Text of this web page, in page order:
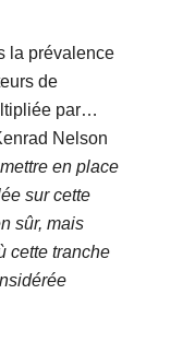
la prévalence
de
par…
Nelson
en place
sur cette
sûr, mais
cette tranche